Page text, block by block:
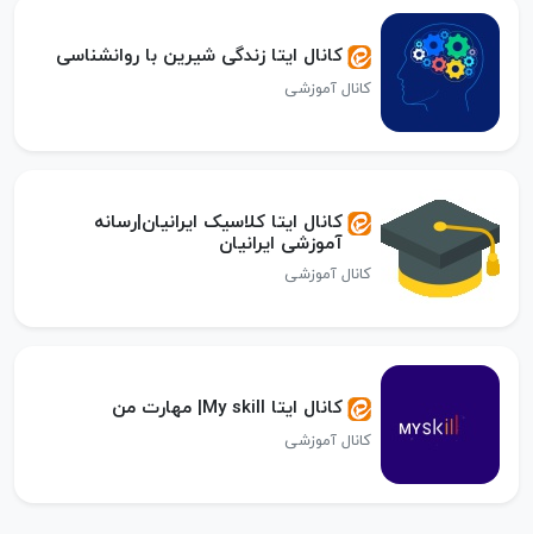
کانال ایتا زندگی شیرین با روانشناسی
کانال آموزشی
کانال ایتا کلاسیک ایرانیان|رسانه
آموزشی ایرانیان
کانال آموزشی
کانال ایتا My skill| مهارت من
کانال آموزشی